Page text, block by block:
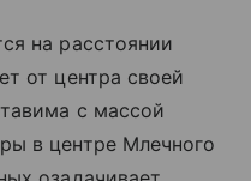
на расстоянии
от центра своей
с массой
в центре Млечного